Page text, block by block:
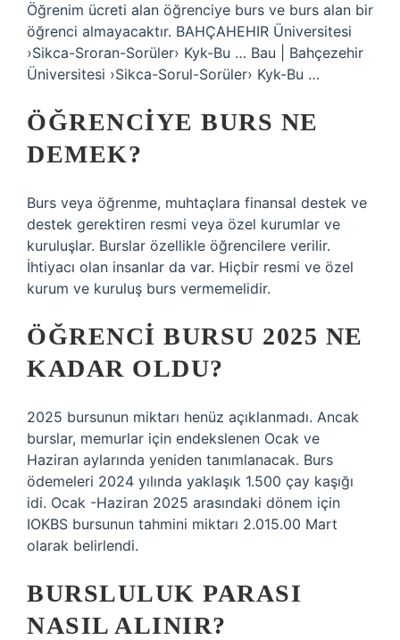
Öğrenim ücreti alan öğrenciye burs ve burs alan bir
öğrenci almayacaktır. BAHÇAHEHIR Üniversitesi
›Sikca-Sroran-Sorüler› Kyk-Bu … Bau | Bahçezehir
Üniversitesi ›Sikca-Sorul-Sorüler› Kyk-Bu …
ÖĞRENCIYE BURS NE
DEMEK?
Burs veya öğrenme, muhtaçlara finansal destek ve
destek gerektiren resmi veya özel kurumlar ve
kuruluşlar. Burslar özellikle öğrencilere verilir.
İhtiyacı olan insanlar da var. Hiçbir resmi ve özel
kurum ve kuruluş burs vermemelidir.
ÖĞRENCI BURSU 2025 NE
KADAR OLDU?
2025 bursunun miktarı henüz açıklanmadı. Ancak
burslar, memurlar için endekslenen Ocak ve
Haziran aylarında yeniden tanımlanacak. Burs
ödemeleri 2024 yılında yaklaşık 1.500 çay kaşığı
idi. Ocak -Haziran 2025 arasındaki dönem için
IOKBS bursunun tahmini miktarı 2.015.00 Mart
olarak belirlendi.
BURSLULUK PARASI
NASIL ALINIR?